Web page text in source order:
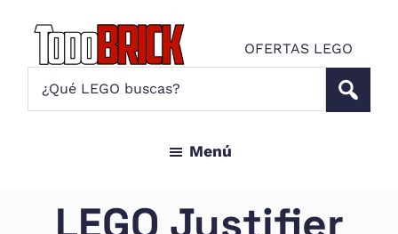
contenido
principal
página
Brick
OFERTAS LEGO
Noticias
Menú